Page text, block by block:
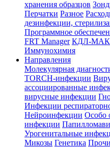
хранения образцов
Перчатки Разное
дезинфекции,
Программное
FRT Manager КДЛ-
Иммунохимия
Направления
Молекулярная
TORCH-инфекции
ассоциированные
вирусные инфекции
Инфекции
Нейроинфекции Особо
инфекции
Урогенитальные
Микозы Генетика